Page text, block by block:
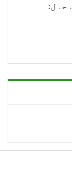
حال: